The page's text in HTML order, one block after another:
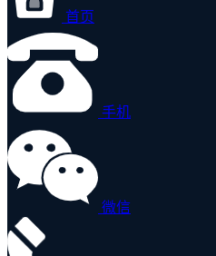
首页
手机
微信